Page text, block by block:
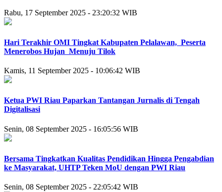
Rabu, 17 September 2025 - 23:20:32 WIB
Hari Terakhir OMI Tingkat Kabupaten Pelalawan, Peserta
Menerobos Hujan Menuju Tilok
Kamis, 11 September 2025 - 10:06:42 WIB
Ketua PWI Riau Paparkan Tantangan Jurnalis di Tengah
Digitalisasi
Senin, 08 September 2025 - 16:05:56 WIB
Bersama Tingkatkan Kualitas Pendidikan Hingga Pengabdian
ke Masyarakat, UHTP Teken MoU dengan PWI Riau
Senin, 08 September 2025 - 22:05:42 WIB